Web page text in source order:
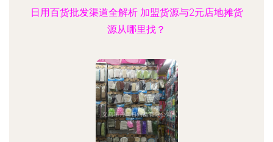
日用百货批发渠道全解析 加盟货源与2元店地摊货
源从哪里找？